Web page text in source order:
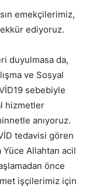
emekçilerimiz,
ediyoruz.
duyulmasa da,
ve Sosyal
sebebiyle
hizmetler
anıyoruz.
tedavisi gören
Yüce Allahtan acil
önce
işçilerimiz için